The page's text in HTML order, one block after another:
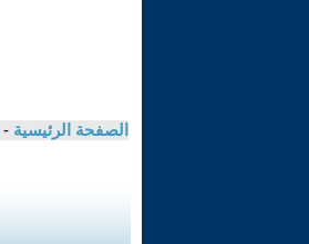
الصفحة الرئيسية -